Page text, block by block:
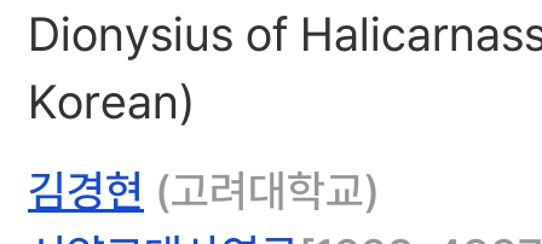
Dionysius of
Korean)
김경현 (고려대학교)